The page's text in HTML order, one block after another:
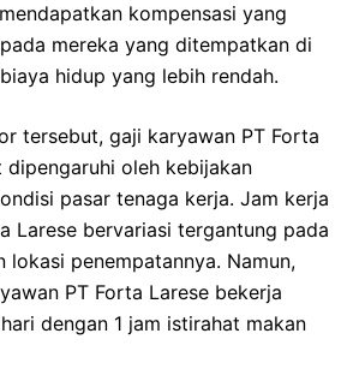
kompensasi yang
mereka yang ditempatkan di
hidup yang lebih rendah.
tersebut, gaji karyawan PT Forta
dipengaruhi oleh kebijakan
pasar tenaga kerja. Jam kerja
Larese bervariasi tergantung pada
lokasi penempatannya. Namun,
PT Forta Larese bekerja
dengan 1 jam istirahat makan